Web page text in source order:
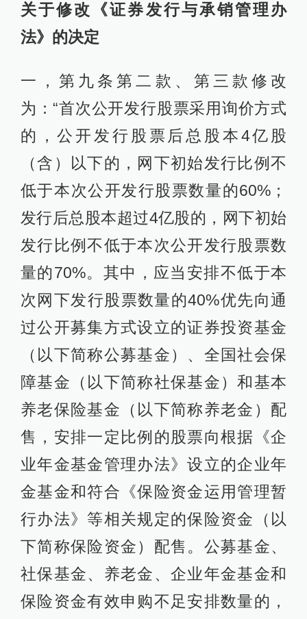
关于修改《证券发行与承销管理办
法》的决定
一，第九条第二款、第三款修改
为：“首次公开发行股票采用询价方式
的，公开发行股票后总股本4亿股
（含）以下的，网下初始发行比例不
低于本次公开发行股票数量的60%；
发行后总股本超过4亿股的，网下初始
发行比例不低于本次公开发行股票数
量的70%。其中，应当安排不低于本
次网下发行股票数量的40%优先向通
过公开募集方式设立的证券投资基金
（以下简称公募基金）、全国社会保
障基金（以下简称社保基金）和基本
养老保险基金（以下简称养老金）配
售，安排一定比例的股票向根据《企
业年金基金管理办法》设立的企业年
金基金和符合《保险资金运用管理暂
行办法》等相关规定的保险资金（以
下简称保险资金）配售。公募基金、
社保基金、养老金、企业年金基金和
保险资金有效申购不足安排数量的，